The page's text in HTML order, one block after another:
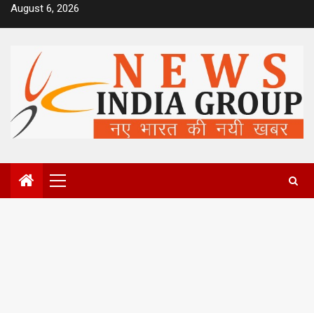
SkipAugust 6, 2026
Primary
Menu